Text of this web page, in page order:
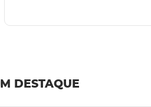
DESTAQUE